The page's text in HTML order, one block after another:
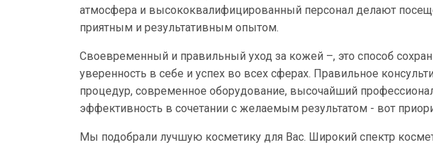
атмосфера и высококвалифицированный персонал делают
приятным и результативным опытом.
Своевременный и правильный уход за кожей –, это способ
уверенность в себе и успех во всех сферах. Правильное
процедур, современное оборудование, высочайший
эффективность в сочетании с желаемым результатом - вот
Мы подобрали лучшую косметику для Вас. Широкий спектр